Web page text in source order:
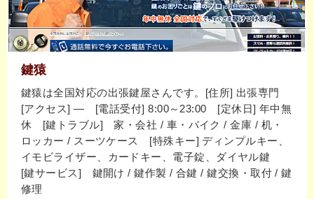
鍵猿
鍵猿は全国対応の出張鍵屋さんです。[住所] 出張専門
[アクセス] ― [電話受付] 8:00～23:00 [定休日] 年中無
休 [鍵トラブル] 家・会社 / 車・バイク / 金庫 / 机・
ロッカー / スーツケース [特殊キー] ディンプルキー、
イモビライザー、カードキー、電子錠、ダイヤル鍵
[鍵サービス] 鍵開け / 鍵作製 / 合鍵 / 鍵交換・取付 / 鍵
修理